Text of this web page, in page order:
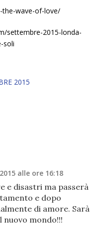
the-wave-of-love/
settembre-2015-londa-
soli
2015
alle ore 16:18
e disastri ma passerà
e dopo
di amore. Sarà
mondo!!!